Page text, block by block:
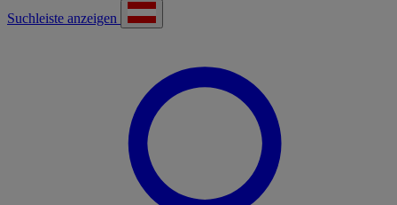
Suchleiste anzeigen